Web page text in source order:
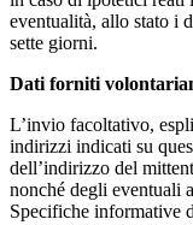
eventualità, allo stato i
sette giorni.
Dati forniti
L’invio facoltativo,
indirizzi indicati su
dell’indirizzo del
nonché degli eventuali
Specifiche informative